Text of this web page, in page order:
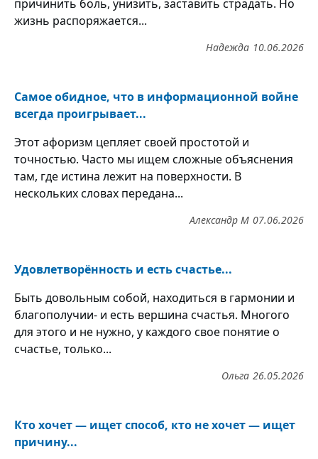
причинить боль, унизить, заставить страдать. Но
жизнь распоряжается...
10.06.2026
Надежда
Самое обидное, что в информационной войне
всегда проигрывает...
Этот афоризм цепляет своей простотой и
точностью. Часто мы ищем сложные объяснения
там, где истина лежит на поверхности. В
нескольких словах передана...
07.06.2026
Александр М
Удовлетворённость и есть счастье...
Быть довольным собой, находиться в гармонии и
благополучии- и есть вершина счастья. Многого
для этого и не нужно, у каждого свое понятие о
счастье, только...
26.05.2026
Ольга
Кто хочет — ищет способ, кто не хочет — ищет
причину...